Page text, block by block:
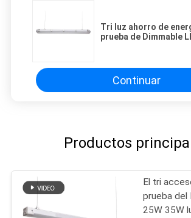
Tri luz ahorro de
prueba de Dimmable
LED
Continuar
Productos
El tri
prueba del
25W 35W